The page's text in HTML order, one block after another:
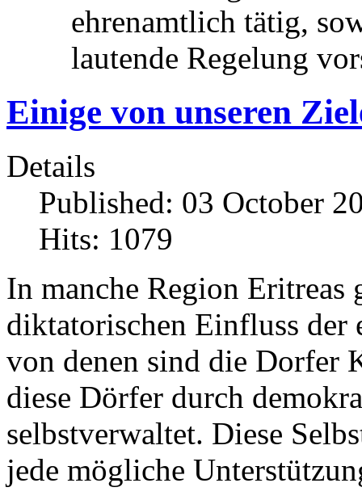
ehrenamtlich tätig,
lautende Regelung
Einige von unseren
Details
Published: 03 October
Hits: 1079
In manche Region
diktatorischen Einfluss der
von denen sind die Dorfer
diese Dörfer durch
selbstverwaltet. Diese
jede mögliche